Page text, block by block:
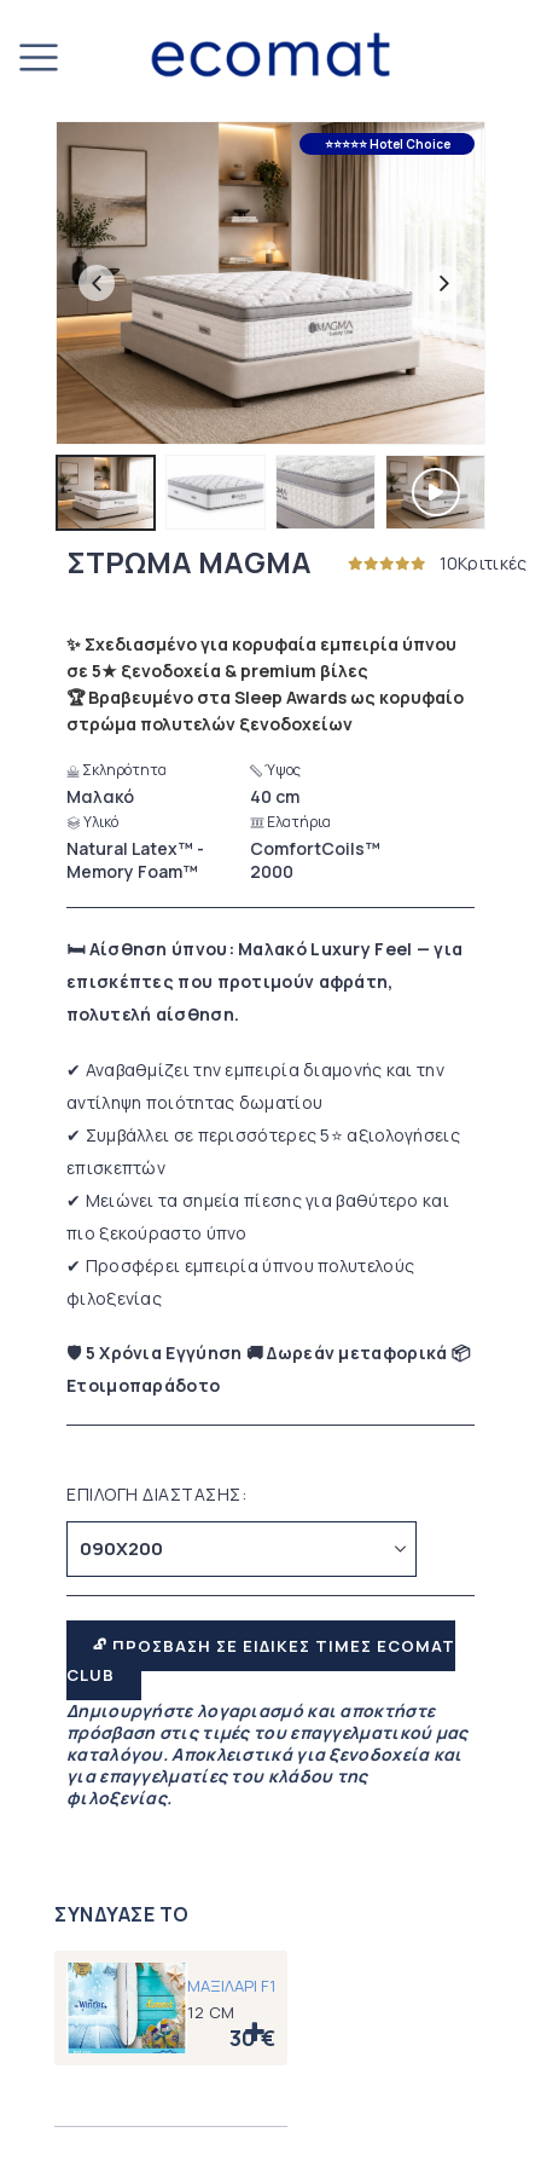
⭐⭐⭐⭐⭐ Hotel Choice
10Κριτικές
ΣΤΡΩΜΑ MAGMA
✨ Σχεδιασμένο για κορυφαία εμπειρία ύπνου
σε 5★ ξενοδοχεία & premium βίλες
🏆 Βραβευμένο στα Sleep Awards ως κορυφαίο
στρώμα πολυτελών ξενοδοχείων
Σκληρότητα
Μαλακό
Ύψος
40 cm
Υλικό
Natural Latex™ -
Memory Foam™
Ελατήρια
ComfortCoils™
2000
🛏️ Αίσθηση ύπνου: Μαλακό Luxury Feel — για
επισκέπτες που προτιμούν αφράτη,
πολυτελή αίσθηση.
✔ Αναβαθμίζει την εμπειρία διαμονής και την
αντίληψη ποιότητας δωματίου
✔ Συμβάλλει σε περισσότερες 5⭐ αξιολογήσεις
επισκεπτών
✔ Μειώνει τα σημεία πίεσης για βαθύτερο και
πιο ξεκούραστο ύπνο
✔ Προσφέρει εμπειρία ύπνου πολυτελούς
φιλοξενίας
🛡 5 Χρόνια Εγγύηση 🚚 Δωρεάν μεταφορικά 📦
Ετοιμοπαράδοτο
ΕΠΙΛΟΓΗ ΔΙΑΣΤΑΣΗΣ
🔓 ΠΡΟΣΒΑΣΗ ΣΕ ΕΙΔΙΚΕΣ ΤΙΜΕΣ ECOMAT
CLUB
Δημιουργήστε λογαριασμό και αποκτήστε
πρόσβαση στις τιμές του επαγγελματικού μας
καταλόγου. Αποκλειστικά για ξενοδοχεία και
για επαγγελματίες του κλάδου της
φιλοξενίας.
ΣΥΝΔΥΑΣΕ ΤΟ
ΜΑΞΙΛΑΡΙ F1
12 CM
30€